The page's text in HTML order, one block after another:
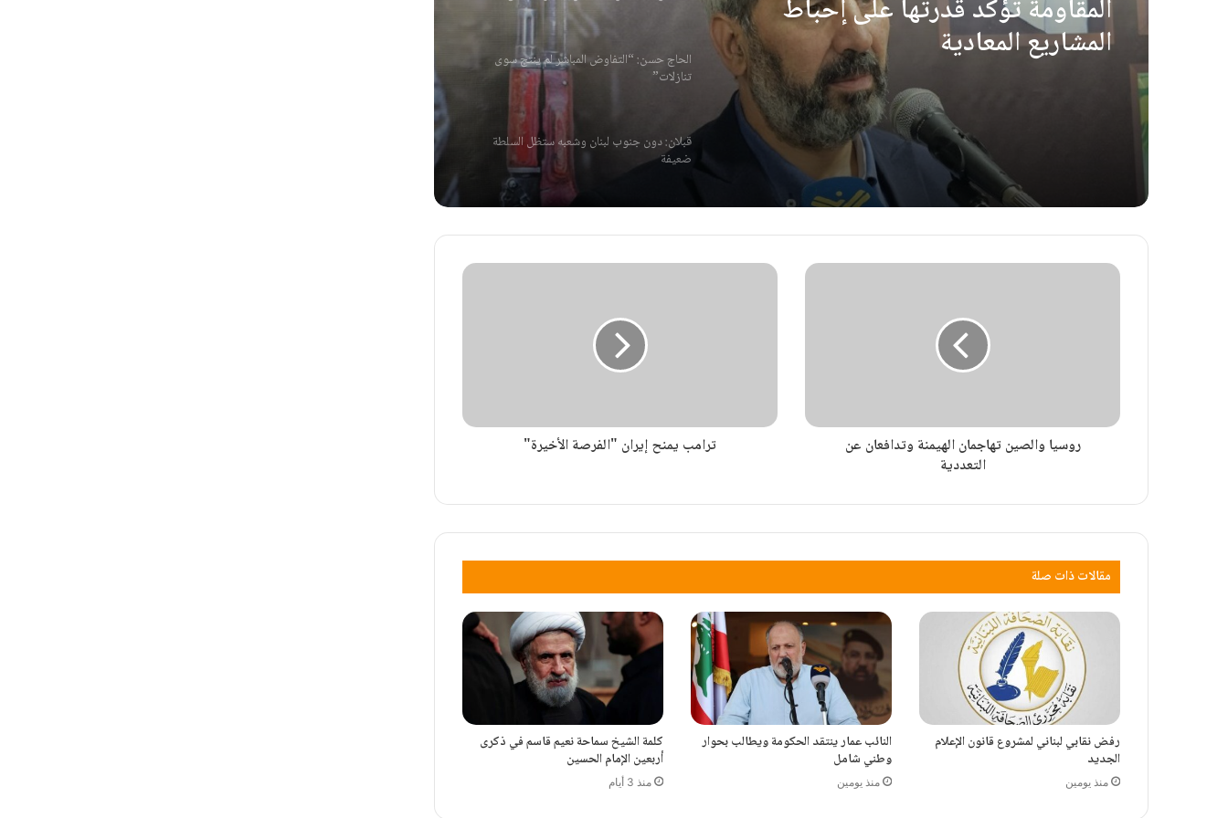
المقاومة تؤكد قدرتها على إحباط
المشاريع المعادية الحاج حسن: “التفاوض المباشر لم ينتج سوى
تنازلات”
قبلان: دون جنوب لبنان وشعبه ستظل السلطة
ضعيفة
تتطلب عملاً مشتركاً
كتلة الوفاء للمقاومة تصدر بياناً بهذا الشأن!
الحاج حسن: “التفاوض المباشر لم ينتج سوى
تنازلات”
ضعيفة
روسيا والصين تهاجمان الهيمنة وتدافعان عن
التعددية
ترامب يمنح إيران "الفرصة الأخيرة"
مقالات ذات صلة
رفض نقابي لبناني لمشروع قانون الإعلام
الجديد
منذ يومين
النائب عمار ينتقد الحكومة ويطالب بحوار
وطني شامل
منذ يومين
كلمة الشيخ سماحة نعيم قاسم في ذكرى
أربعين الإمام الحسين
منذ 3 أيام